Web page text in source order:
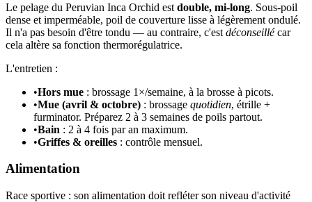
Le pelage du Peruvian Inca Orchid est double, mi-long. Sous-poil
dense et imperméable, poil de couverture lisse à légèrement ondulé.
Il n'a pas besoin d'être tondu — au contraire, c'est déconseillécar
cela altère sa fonction thermorégulatrice.
L'entretien :
•Hors mue : brossage 1×/semaine, à la brosse à picots.
•Mue (avril & octobre) : brossage quotidien, étrille +
furminator. Préparez 2 à 3 semaines de poils partout.
•Bain : 2 à 4 fois par an maximum.
•Griffes & oreilles : contrôle mensuel.
Alimentation
Race sportive : son alimentation doit refléter son niveau d'activité